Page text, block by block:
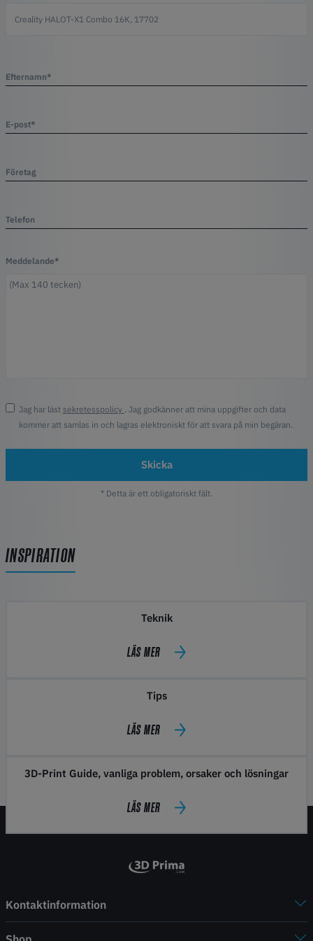
Efternamn*
E-post*
Företag
Telefon
Meddelande*
Jag har läst sekretesspolicy . Jag godkänner att mina uppgifter och data
kommer att samlas in och lagras elektroniskt för att svara på min begäran.
Skicka
* Detta är ett obligatoriskt fält.
INSPIRATION
Teknik
LÄS MER
Tips
LÄS MER
3D-Print Guide, vanliga problem, orsaker och lösningar
LÄS MER
Kontaktinformation